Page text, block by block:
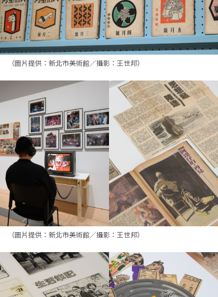
（圖片提供：新北市美術館／攝影：王世邦）
（圖片提供：新北市美術館／攝影：王世邦）